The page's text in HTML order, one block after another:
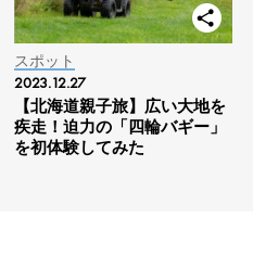
スポット
2023.12.27
【北海道親子旅】広い大地を
疾走！迫力の「四輪バギー」
を初体験してみた